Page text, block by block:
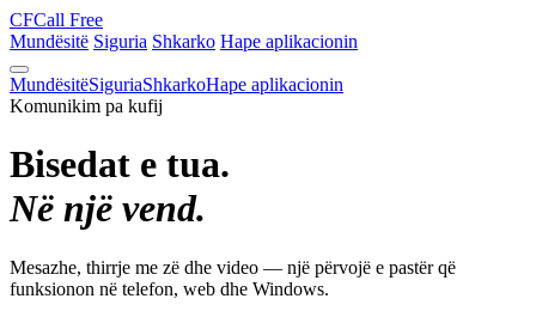
CFCall Free
Mundësitë Siguria Shkarko Hape aplikacionin
MundësitëSiguriaShkarkoHape aplikacionin
Komunikim pa kufij
Bisedat e tua.
Në një vend.
Mesazhe, thirrje me zë dhe video — një përvojë e pastër që
funksionon në telefon, web dhe Windows.